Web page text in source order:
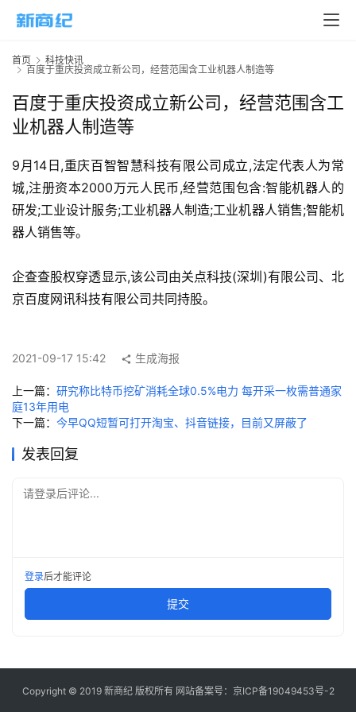
商
5
人
工
智
I
快
讯
创
投
商
栏
首页
科技快讯
百度于重庆投资成立新公司，经营范围含工业机器人制造等
百度于重庆投资成立新公司，经营范围含工
业机器人制造等
9月14日,重庆百智智慧科技有限公司成立,法定代表人为常
城,注册资本2000万元人民币,经营范围包含:智能机器人的
研发;工业设计服务;工业机器人制造;工业机器人销售;智能机
器人销售等。
企查查股权穿透显示,该公司由关点科技(深圳)有限公司、北
京百度网讯科技有限公司共同持股。
2021-09-17 15:42 生成海报
上一篇： 研究称比特币挖矿消耗全球0.5%电力 每开采一枚需普通家
庭13年用电
下一篇： 今早QQ短暂可打开淘宝、抖音链接，目前又屏蔽了
发表回复
请登录后评论...
登录后才能评论
提交
Copyright © 2019 新商纪版权所有 网站备案号： 京ICP备19049453号-2